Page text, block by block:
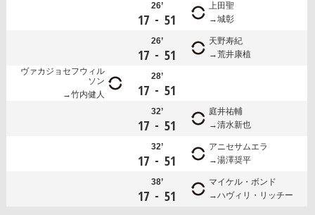
26’
17 - 51
上田聖
城彰
26’
17 - 51
天野寿紀
荒井康植
ヴァカジョセフウィル
ソン
竹内健人
28’
17 - 51
32’
17 - 51
庭井祐輔
清水新也
32’
17 - 51
アニセサムエラ
湯澤奨平
38’
17 - 51
マイケル・ボンド
ハヴィリ・リッチー